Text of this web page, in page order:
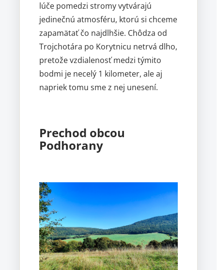
lúče pomedzi stromy vytvárajú
jedinečnú atmosféru, ktorú si chceme
zapamätať čo najdlhšie. Chôdza od
Trojchotára po Korytnicu netrvá dlho,
pretože vzdialenosť medzi týmito
bodmi je necelý 1 kilometer, ale aj
napriek tomu sme z nej unesení.
Prechod obcou
Podhorany